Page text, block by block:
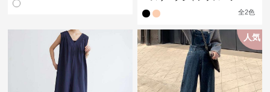
全2色
人気